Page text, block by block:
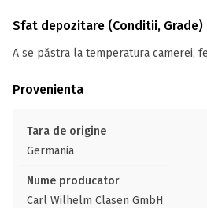
Sfat depozitare (Conditii, Grade)
A se păstra la temperatura camerei,
Provenienta
Tara de origine
Germania
Nume producator
Carl Wilhelm Clasen GmbH